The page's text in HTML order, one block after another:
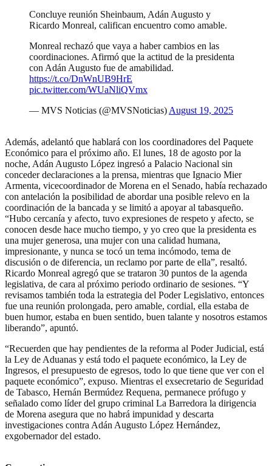
Concluye reunión Sheinbaum, Adán Augusto y
Ricardo Monreal, califican encuentro como amable.
Monreal rechazó que vaya a haber cambios en las
coordinaciones. Afirmó que la actitud de la presidenta
con Adán Augusto fue de amabilidad.
https://t.co/DnWnUB9HrE
pic.twitter.com/WUaNliQVmx
— MVS Noticias (@MVSNoticias)August 19, 2025
Además, adelantó que hablará con los coordinadores del Paquete
Económico para el próximo año. El lunes, 18 de agosto por la
noche, Adán Augusto López ingresó a Palacio Nacional sin
conceder declaraciones a la prensa, mientras que Ignacio Mier
Armenta, vicecoordinador de Morena en el Senado, había rechazado
con antelación la posibilidad de abordar una posible relevo en la
coordinación de la bancada y se limitó a apoyar al tabasqueño.
“Hubo cercanía y afecto, tuvo expresiones de respeto y afecto, se
conocen desde hace mucho tiempo, y yo creo que la presidenta es
una mujer generosa, una mujer con una calidad humana,
impresionante, y nunca se tocó un tema incómodo, tema de
discusión o de diferencia, un reclamo por parte de ella”, resaltó.
Ricardo Monreal agregó que se trataron 30 puntos de la agenda
legislativa, de cara al próximo periodo ordinario de sesiones. “Y
revisamos también toda la estrategia del Poder Legislativo, entonces
fue una reunión prolongada, pero amable, cordial, ella estaba de
buen humor, estaba en buen sentido, buen talante y nosotros estamos
liberando”, apuntó.
“Recuerden que hay pendientes de la reforma al Poder Judicial, está
la Ley de Aduanas y está todo el paquete económico, la Ley de
Ingresos, el presupuesto de egresos, todo lo que tiene que ver con el
paquete económico”, expuso. Mientras el exsecretario de Seguridad
de Tabasco, Hernán Bermúdez Requena, permanece prófugo y
señalado como líder del grupo criminal La Barredora la dirigencia
de Morena asegura que no habrá impunidad y descarta
investigaciones contra Adán Augusto López Hernández,
exgobernador del estado.